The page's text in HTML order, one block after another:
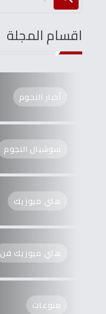
اقسام المجلة
أخبار النجوم
سوشيال النجوم
هاي ميوزيك
هاي ميوزيك فن
منوعات